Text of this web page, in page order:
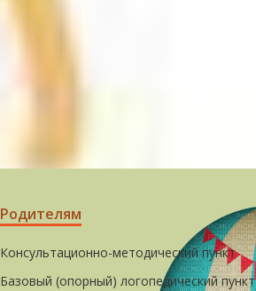
Родителям
Консультационно-методический пункт
Базовый (опорный) логопедический пункт